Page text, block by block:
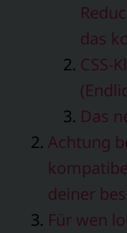
das
CSS-
Das
Achtung
deiner
Für wen